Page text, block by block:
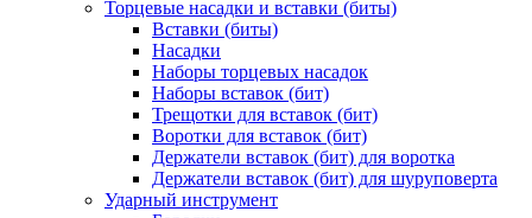
Торцевые насадки и вставки (биты)
Вставки (биты)
Насадки
Наборы торцевых насадок
Наборы вставок (бит)
Трещотки для вставок (бит)
Воротки для вставок (бит)
Держатели вставок (бит) для воротка
Держатели вставок (бит) для шуруповерта
Ударный инструмент